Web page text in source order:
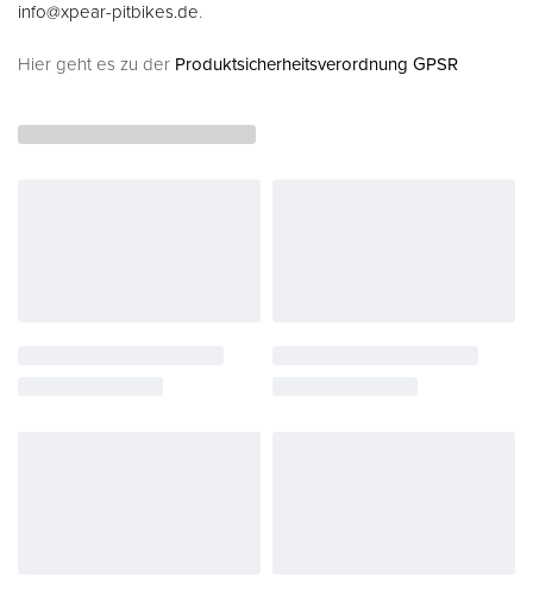
info@xpear-pitbikes.de.
Hier geht es zu der Produktsicherheitsverordnung GPSR